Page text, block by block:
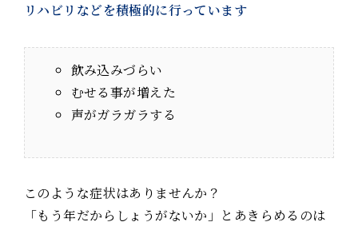
リハビリなどを積極的に行っています
飲み込みづらい
むせる事が増えた
声がガラガラする
このような症状はありませんか？
「もう年だからしょうがないか」とあきらめるのは